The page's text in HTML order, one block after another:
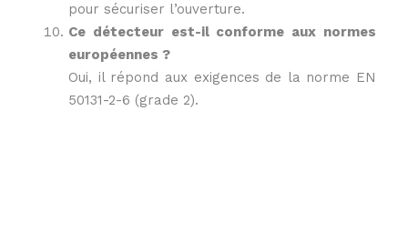
pour sécuriser l’ouverture.
Ce détecteur est-il conforme aux normes
européennes ?
Oui, il répond aux exigences de la norme EN
50131-2-6 (grade 2).